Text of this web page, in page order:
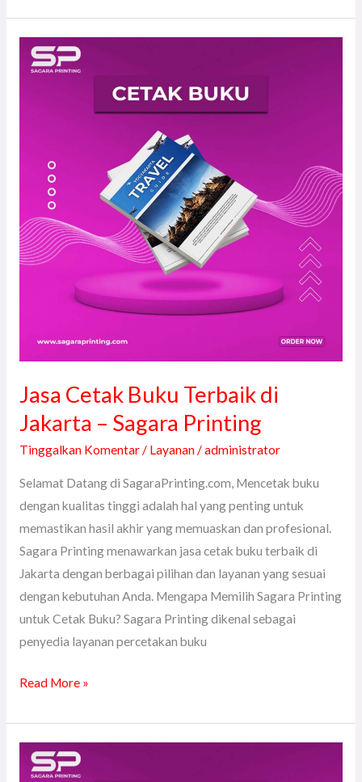
Jasa Cetak Buku Terbaik di
Jakarta – Sagara Printing
Tinggalkan Komentar/ Layanan/administrator
Selamat Datang di SagaraPrinting.com, Mencetak buku
dengan kualitas tinggi adalah hal yang penting untuk
memastikan hasil akhir yang memuaskan dan profesional.
Sagara Printing menawarkan jasa cetak buku terbaik di
Jakarta dengan berbagai pilihan dan layanan yang sesuai
dengan kebutuhan Anda. Mengapa Memilih Sagara Printing
untuk Cetak Buku? Sagara Printing dikenal sebagai
penyedia layanan percetakan buku
Jasa
Cetak
Jakarta
Sagara
Printing
Read More »
Jasa
Penjilidan